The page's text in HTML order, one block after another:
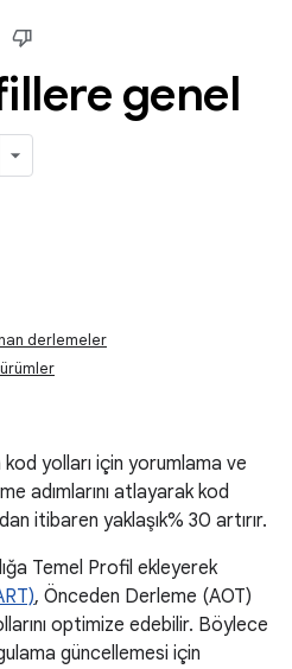
genel
derlemeler
yolları için yorumlama ve
adımlarını atlayarak kod
itibaren yaklaşık% 30 artırır.
Temel Profil ekleyerek
, Önceden Derleme (AOT)
optimize edebilir. Böylece
güncellemesi için